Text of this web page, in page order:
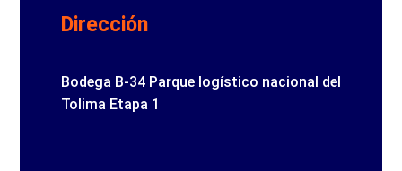
Dirección
Bodega B-34 Parque logístico nacional del
Tolima Etapa 1